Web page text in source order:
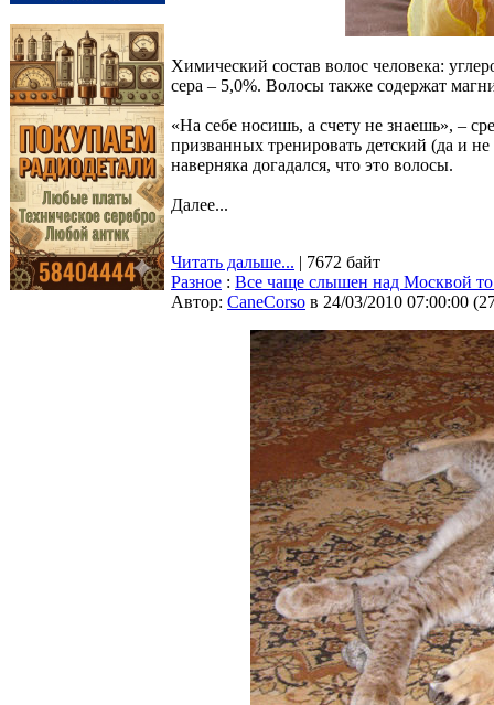
Химический состав волос человека:
сера – 5,0%. Волосы также содержат
«На себе носишь, а счету не знаешь», –
призванных тренировать детский (да и
наверняка догадался, что это волосы.
Далее...
Читать дальше... | 7672 байт
Разное : Все чаще слышен над Москвой
Автор: CaneCorso в 24/03/2010 07:00:00 (